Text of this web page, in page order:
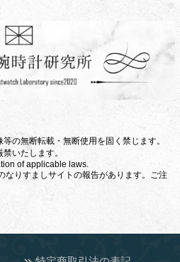
の無断転載・無断使用を固く禁じます。
いたします。
of applicable laws.
りすましサイトの報告があります。ご注